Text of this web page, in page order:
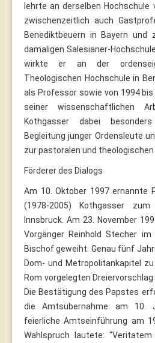
lehrte an derselben Hochschule
zwischenzeitlich auch
Benediktbeuern in Bayern
damaligen Salesianer-
wirkte er an der
Theologischen Hochschule in
als Professor sowie von 1994 bis
seiner wissenschaftlichen
Kothgasser dabei
Begleitung junger Ordensleute
zur pastoralen und theologischen
Förderer des Dialogs
Am 10. Oktober 1997 ernannte
(1978-2005) Kothgasser zum
Innsbruck. Am 23. November
Vorgänger Reinhold Stecher
Bischof geweiht. Genau fünf
Dom- und Metropolitankapitel
Rom vorgelegten
Die Bestätigung des Papstes
die Amtsübernahme am 10.
feierliche Amtseinführung am
Wahlspruch lautete: